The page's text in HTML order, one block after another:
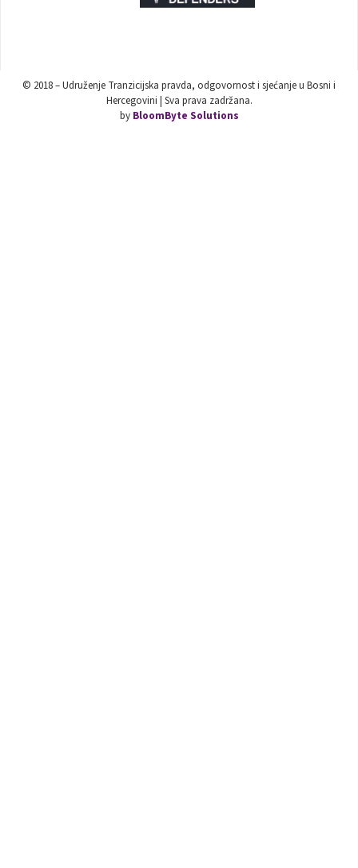
© 2018 – Udruženje Tranzicijska pravda, odgovornost i sjećanje u Bosni i
Hercegovini | Sva prava zadržana.
by BloomByte Solutions